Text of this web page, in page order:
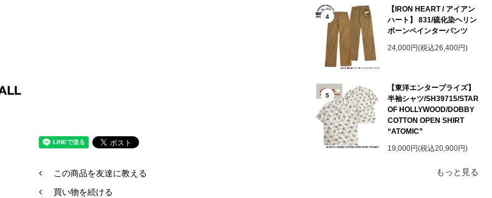
4
【IRON HEART / アイアン
ハート】 831/硫化染ヘリン
ボーンペインターパンツ
24,000円(税込26,400円)
5
【東洋エンタープライズ】
半袖シャツ/SH39715/STAR
OF HOLLYWOOD/DOBBY
COTTON OPEN SHIRT
“ATOMIC”
19,000円(税込20,900円)
もっと見る
この商品を友達に教える
買い物を続ける